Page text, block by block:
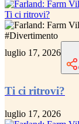
Ti ci ritrovi?
#Divertimento
luglio 17, 2026
Ti ci ritrovi?
luglio 17, 2026